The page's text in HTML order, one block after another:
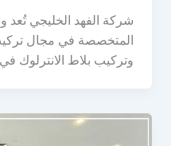
شركة الفهد الخليجي
المتخصصة في مجال
وتركيب بلاط الانترلوك